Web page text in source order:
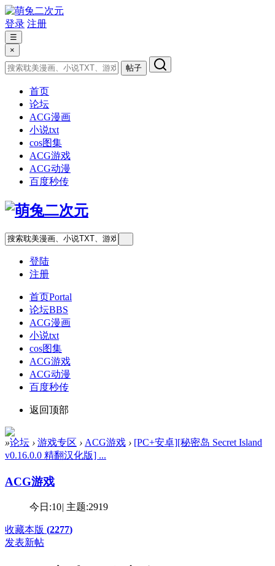
登录 注册
☰
×
帖子
首页
论坛
ACG漫画
小说txt
cos图集
ACG游戏
ACG动漫
百度秒传
登陆
注册
首页Portal
论坛BBS
ACG漫画
小说txt
cos图集
ACG游戏
ACG动漫
百度秒传
返回顶部
»论坛 › 游戏专区 › ACG游戏 › [PC+安卓][秘密岛 Secret Island
v0.16.0.0 精翻汉化版] ...
ACG游戏
今日:10| 主题:2919
收藏本版 (2277)
发表新帖